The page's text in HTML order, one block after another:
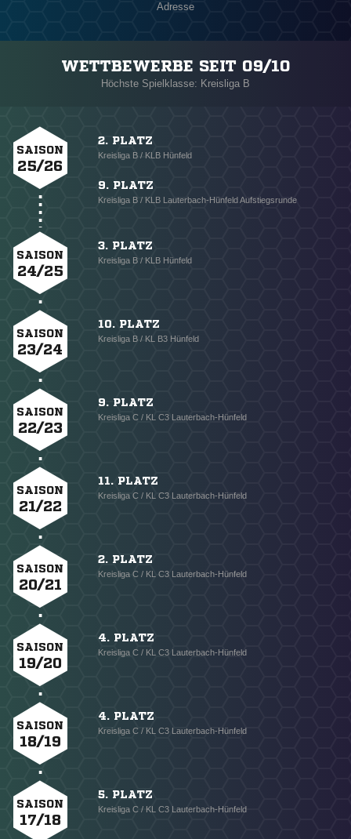
Adresse
WETTBEWERBE SEIT 09/10
Höchste Spielklasse: Kreisliga B
SAISON
25/26
2. PLATZ
Kreisliga B / KLB Hünfeld
9. PLATZ
Kreisliga B / KLB Lauterbach-Hünfeld Aufstiegsrunde
SAISON
24/25
3. PLATZ
Kreisliga B / KLB Hünfeld
SAISON
23/24
10. PLATZ
Kreisliga B / KL B3 Hünfeld
SAISON
22/23
9. PLATZ
Kreisliga C / KL C3 Lauterbach-Hünfeld
SAISON
21/22
11. PLATZ
Kreisliga C / KL C3 Lauterbach-Hünfeld
SAISON
20/21
2. PLATZ
Kreisliga C / KL C3 Lauterbach-Hünfeld
SAISON
19/20
4. PLATZ
Kreisliga C / KL C3 Lauterbach-Hünfeld
SAISON
18/19
4. PLATZ
Kreisliga C / KL C3 Lauterbach-Hünfeld
SAISON
17/18
5. PLATZ
Kreisliga C / KL C3 Lauterbach-Hünfeld